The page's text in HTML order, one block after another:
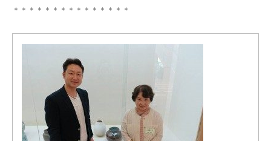
＊＊＊＊＊＊＊＊＊＊＊＊＊＊＊